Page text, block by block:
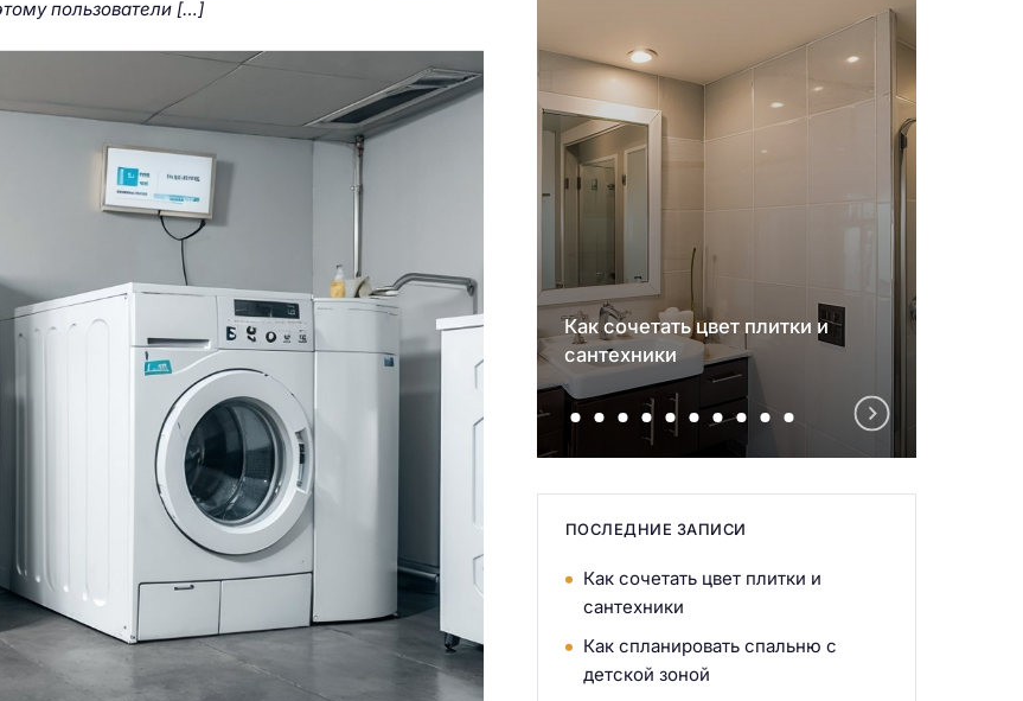
пользователи […]
Как выбрать технику с
фабричными фасадами
Как сочетать цвет плитки и
сантехники
ПОСЛЕДНИЕ ЗАПИСИ
Как сочетать цвет плитки и
сантехники
Как спланировать спальню с
детской зоной